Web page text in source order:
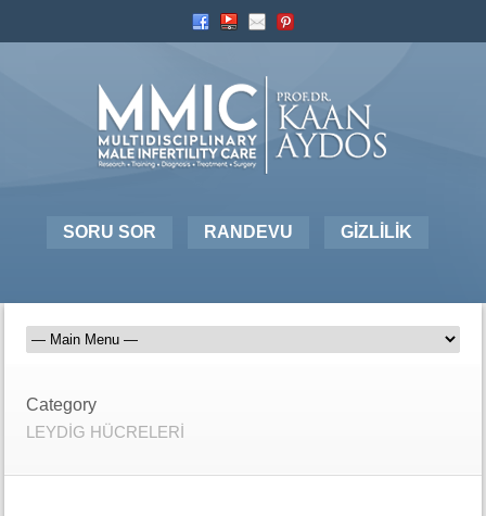
SORU SOR RANDEVU GİZLİLİK
Category
LEYDİG HÜCRELERİ